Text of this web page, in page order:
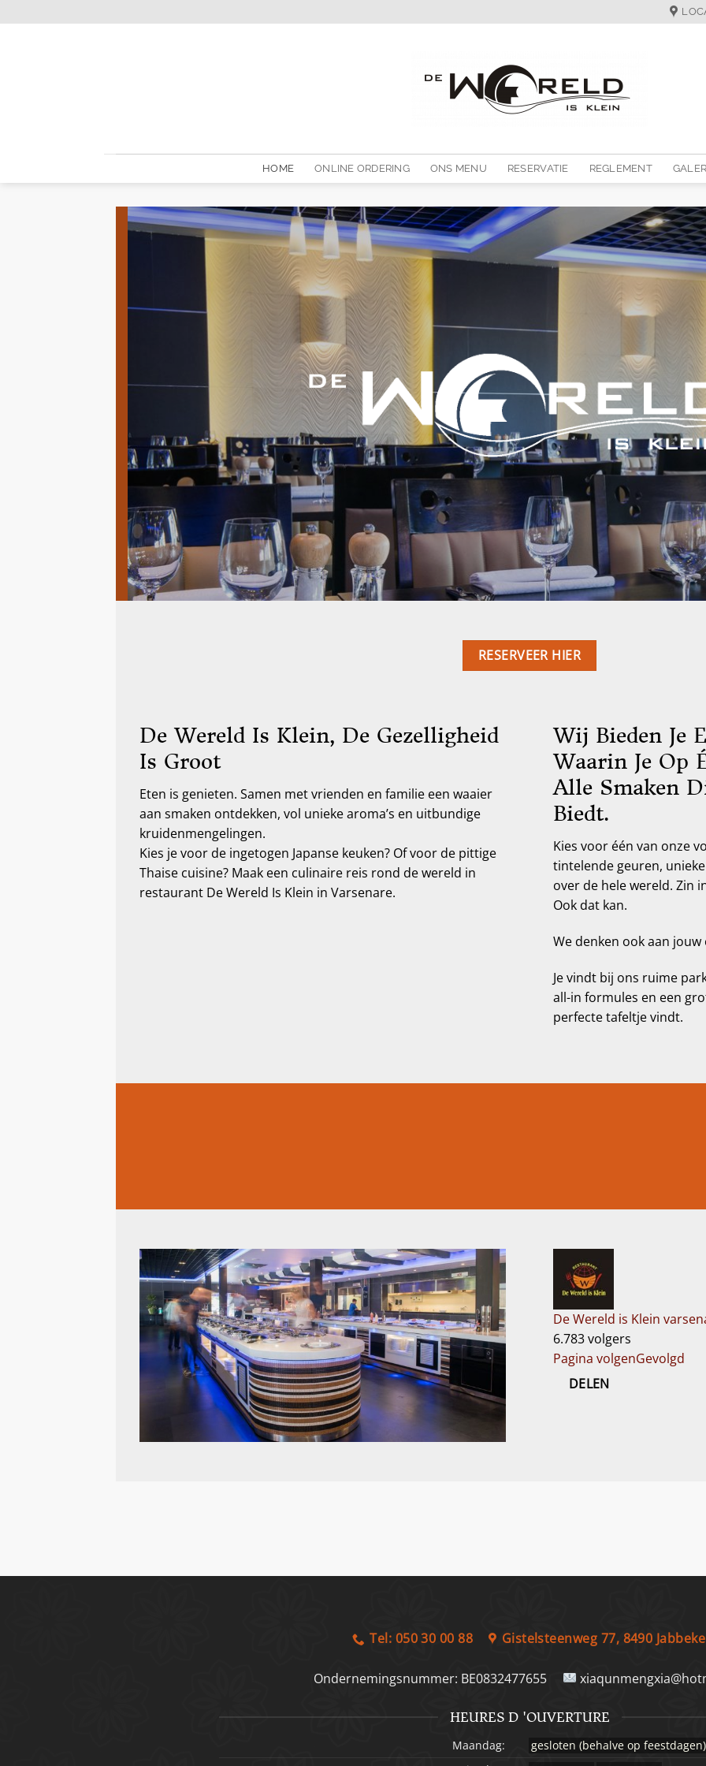
to
HOME ONLINE ORDERING ONS MENU RESERVATIE REGLEMENT
RESERVEER HIER
De Wereld Is Klein, De Gezelligheid
Is Groot
Eten is genieten. Samen met vrienden en familie een waaier
aan smaken ontdekken, vol unieke aroma’s en uitbundige
kruidenmengelingen.
Kies je voor de ingetogen Japanse keuken? Of voor de pittige
Thaise cuisine? Maak een culinaire reis rond de wereld in
restaurant De Wereld Is Klein in Varsenare.
Wij Bieden Je
Waarin Je Op
Alle Smaken
Biedt.
Kies voor één van onze
tintelende geuren,
over de hele wereld. Zin
Ook dat kan.
We denken ook aan
Je vindt bij ons ruime
all-in formules en een
perfecte tafeltje vindt.
De Wereld is Klein
6.783 volgers
Pagina volgenGevolgd
DELEN
Tel: 050 30 00 88 Gistelsteenweg 77, 8490 Jabbeke
Ondernemingsnummer: BE0832477655
HEURES D 'OUVERTURE
Maandag:
gesloten (behalve op feestdagen)